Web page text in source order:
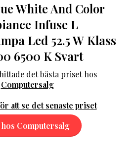
White And Color
Infuse L
Led 52.5 W Klass
6500 K Svart
hittade det bästa priset hos
Computersalg
att se det senaste priset
hos Computersalg